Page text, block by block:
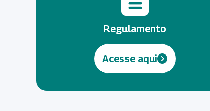
Regulamento
Acesse aqui